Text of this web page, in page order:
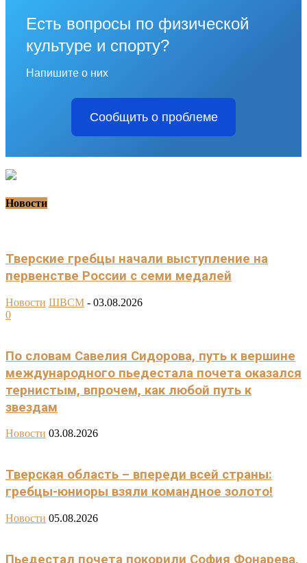
Есть вопросы по физической
культуре и спорту?
Напишите о них
Сообщить о проблеме
Новости
Тверские гребцы начали выступление на
первенстве России с семи медалей
Новости ШВСМ - 03.08.2026
0
По словам Савелия Сидорова, путь к вершине
международного пьедестала почета оказался
тернистым, впрочем, как любой путь к
звездам
Новости 03.08.2026
Тверская область – впереди всей страны:
гребцы-юниоры взяли командное золото!
Новости 05.08.2026
Пьедестал почета покорили София Фонарева,